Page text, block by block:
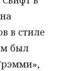
в стиле
был